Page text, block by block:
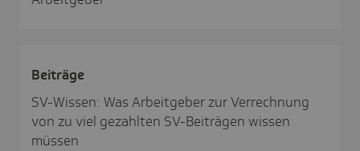
Beiträge
SV-Wissen: Was Arbeitgeber zur Verrechnung
von zu viel gezahlten SV-Beiträgen wissen
müssen